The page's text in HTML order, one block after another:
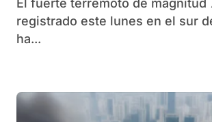
El fuerte terremoto de magnitud 7.8
registrado este lunes en el sur
ha...